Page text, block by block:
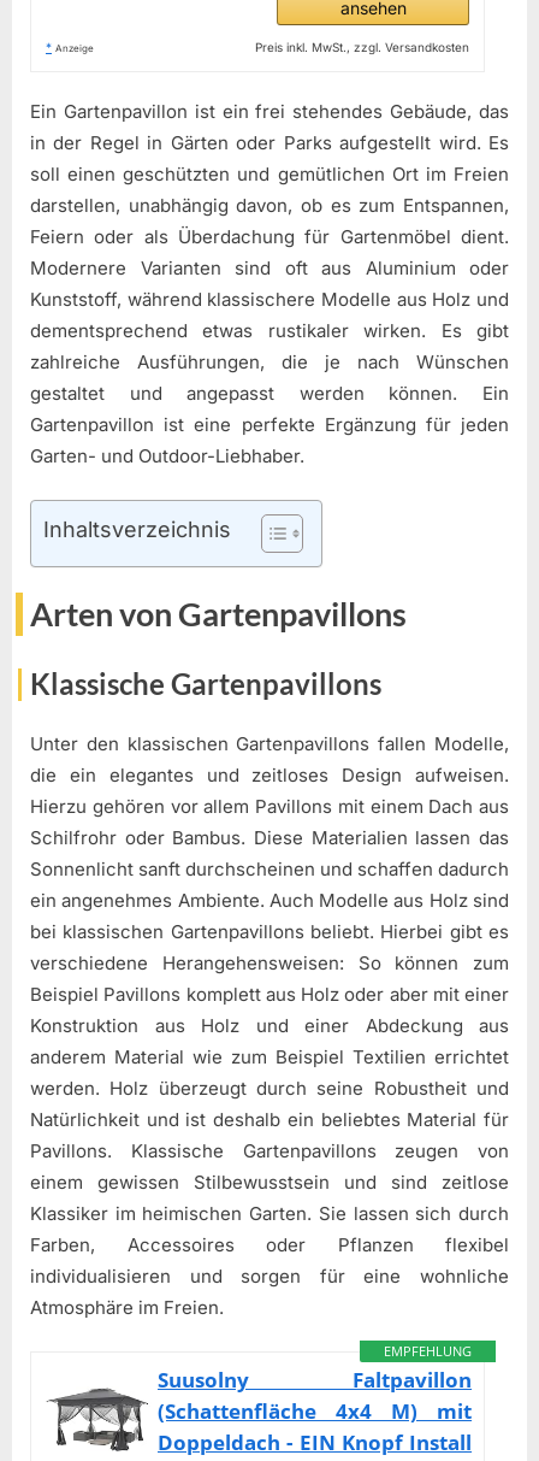
ansehen
* Anzeige Preis inkl. MwSt., zzgl. Versandkosten
Ein Gartenpavillon ist ein frei stehendes Gebäude, das
in der Regel in Gärten oder Parks aufgestellt wird. Es
soll einen geschützten und gemütlichen Ort im Freien
darstellen, unabhängig davon, ob es zum Entspannen,
Feiern oder als Überdachung für Gartenmöbel dient.
Modernere Varianten sind oft aus Aluminium oder
Kunststoff, während klassischere Modelle aus Holz und
dementsprechend etwas rustikaler wirken. Es gibt
zahlreiche Ausführungen, die je nach Wünschen
gestaltet und angepasst werden können. Ein
Gartenpavillon ist eine perfekte Ergänzung für jeden
Garten- und Outdoor-Liebhaber.
Inhaltsverzeichnis
Arten von Gartenpavillons
Klassische Gartenpavillons
Unter den klassischen Gartenpavillons fallen Modelle,
die ein elegantes und zeitloses Design aufweisen.
Hierzu gehören vor allem Pavillons mit einem Dach aus
Schilfrohr oder Bambus. Diese Materialien lassen das
Sonnenlicht sanft durchscheinen und schaffen dadurch
ein angenehmes Ambiente. Auch Modelle aus Holz sind
bei klassischen Gartenpavillons beliebt. Hierbei gibt es
verschiedene Herangehensweisen: So können zum
Beispiel Pavillons komplett aus Holz oder aber mit einer
Konstruktion aus Holz und einer Abdeckung aus
anderem Material wie zum Beispiel Textilien errichtet
werden. Holz überzeugt durch seine Robustheit und
Natürlichkeit und ist deshalb ein beliebtes Material für
Pavillons. Klassische Gartenpavillons zeugen von
einem gewissen Stilbewusstsein und sind zeitlose
Klassiker im heimischen Garten. Sie lassen sich durch
Farben, Accessoires oder Pflanzen flexibel
individualisieren und sorgen für eine wohnliche
Atmosphäre im Freien.
EMPFEHLUNG
Suusolny Faltpavillon
(Schattenfläche 4x4 M) mit
Doppeldach - EIN Knopf Install